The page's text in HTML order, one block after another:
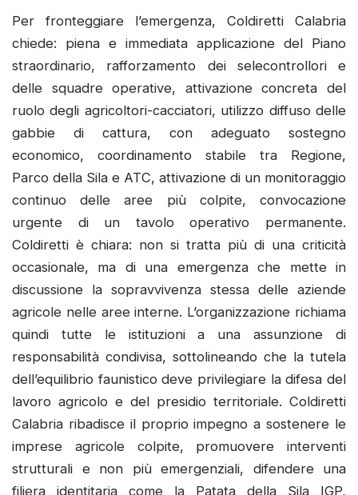
Per fronteggiare l’emergenza, Coldiretti Calabria
chiede: piena e immediata applicazione del Piano
straordinario, rafforzamento dei selecontrollori e
delle squadre operative, attivazione concreta del
ruolo degli agricoltori-cacciatori, utilizzo diffuso delle
gabbie di cattura, con adeguato sostegno
economico, coordinamento stabile tra Regione,
Parco della Sila e ATC, attivazione di un monitoraggio
continuo delle aree più colpite, convocazione
urgente di un tavolo operativo permanente.
Coldiretti è chiara: non si tratta più di una criticità
occasionale, ma di una emergenza che mette in
discussione la sopravvivenza stessa delle aziende
agricole nelle aree interne. L’organizzazione richiama
quindi tutte le istituzioni a una assunzione di
responsabilità condivisa, sottolineando che la tutela
dell’equilibrio faunistico deve privilegiare la difesa del
lavoro agricolo e del presidio territoriale. Coldiretti
Calabria ribadisce il proprio impegno a sostenere le
imprese agricole colpite, promuovere interventi
strutturali e non più emergenziali, difendere una
filiera identitaria come la Patata della Sila IGP,